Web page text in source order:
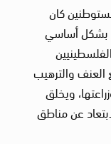
كان
بشكل أساسي
العنف والترهيب
ويخلق
عن مناطق